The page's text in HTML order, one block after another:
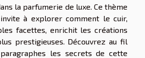
la parfumerie de luxe. Ce thème
à explorer comment le cuir,
facettes, enrichit les créations
prestigieuses. Découvrez au fil
les secrets de cette